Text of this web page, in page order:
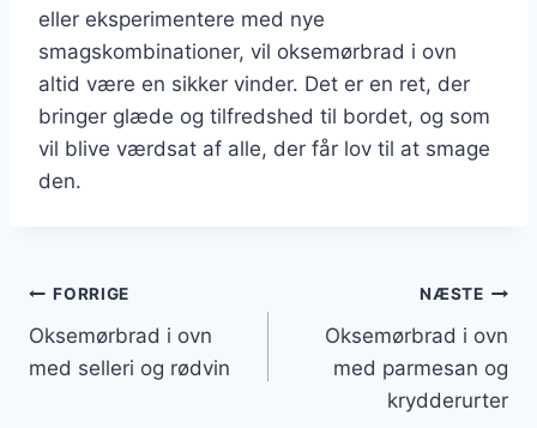
eller eksperimentere med nye
smagskombinationer, vil oksemørbrad i ovn
altid være en sikker vinder. Det er en ret, der
bringer glæde og tilfredshed til bordet, og som
vil blive værdsat af alle, der får lov til at smage
den.
Indlægsnavigation
FORRIGE
Oksemørbrad i ovn
med selleri og rødvin
NÆSTE
Oksemørbrad i ovn
med parmesan og
krydderurter